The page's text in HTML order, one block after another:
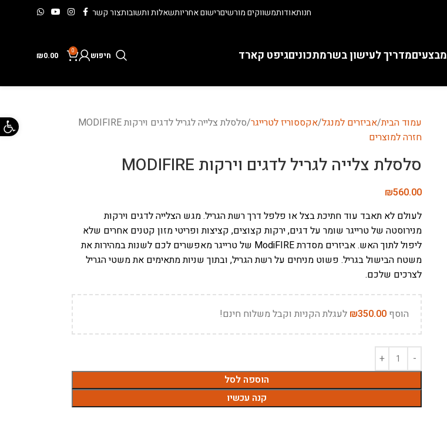
חנותאודותמשווקים מורשיםרישום אחריותשאלות ותשובותצור קשר
מבצעיםמדריך לעישון בשרמתכוניםגיפט קארד חיפוש 0
₪0.00
עמוד הבית אביזרים למנגל אקססוריז לטרייגר סלסלת צלייה לגריל לדגים וירקות MODIFIRE
חזרה למוצרים
סלסלת צלייה לגריל לדגים וירקות MODIFIRE
₪560.00
לעולם לא תאבד עוד חתיכת בצל או פלפל דרך רשת הגריל. מגש הצלייה לדגים וירקות
מנירוסטה של טרייגר שומר על דגים, ירקות קצוצים, קציצות ופריטי מזון קטנים אחרים שלא
ליפול לתוך האש. אביזרים מסדרת ModiFIRE של טרייגר מאפשרים לכם לשנות במהירות את
משטח הבישול בגריל. פשוט מניחים על רשת הגריל, ובתוך שניות מתאימים את משטי הגריל
לצרכים שלכם.
הוסף ₪350.00 לעגלת הקניות וקבל משלוח חינם!
הוספה לסל
קנה עכשיו